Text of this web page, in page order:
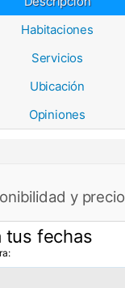
Habitaciones
Servicios
Ubicación
Opiniones
y precio
tus fechas